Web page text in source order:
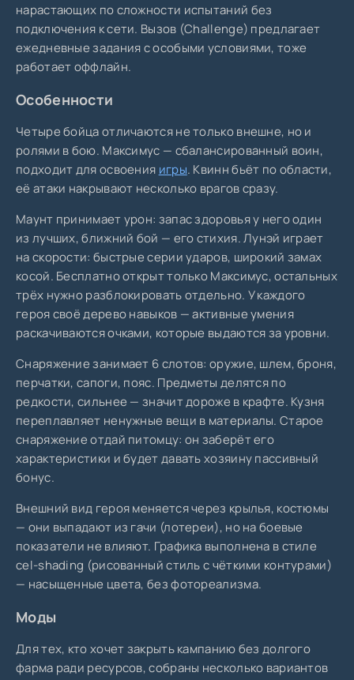
нарастающих по сложности испытаний без
подключения к сети. Вызов (Challenge) предлагает
ежедневные задания с особыми условиями, тоже
работает оффлайн.
Особенности
Четыре бойца отличаются не только внешне, но и
ролями в бою. Максимус — сбалансированный воин,
подходит для освоения игры. Квинн бьёт по области,
её атаки накрывают несколько врагов сразу.
Маунт принимает урон: запас здоровья у него один
из лучших, ближний бой — его стихия. Лунэй играет
на скорости: быстрые серии ударов, широкий замах
косой. Бесплатно открыт только Максимус, остальных
трёх нужно разблокировать отдельно. У каждого
героя своё дерево навыков — активные умения
раскачиваются очками, которые выдаются за уровни.
Снаряжение занимает 6 слотов: оружие, шлем, броня,
перчатки, сапоги, пояс. Предметы делятся по
редкости, сильнее — значит дороже в крафте. Кузня
переплавляет ненужные вещи в материалы. Старое
снаряжение отдай питомцу: он заберёт его
характеристики и будет давать хозяину пассивный
бонус.
Внешний вид героя меняется через крылья, костюмы
— они выпадают из гачи (лотереи), но на боевые
показатели не влияют. Графика выполнена в стиле
cel-shading (рисованный стиль с чёткими контурами)
— насыщенные цвета, без фотореализма.
Моды
Для тех, кто хочет закрыть кампанию без долгого
фарма ради ресурсов, собраны несколько вариантов